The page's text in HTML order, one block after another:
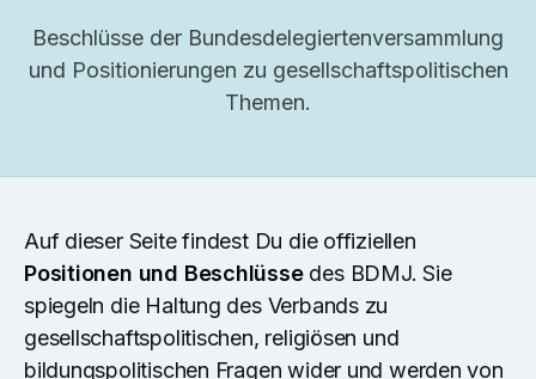
Beschlüsse der Bundesdelegiertenversammlung
und Positionierungen zu gesellschaftspolitischen
Themen.
Auf dieser Seite findest Du die offiziellen
Positionen und Beschlüssedes BDMJ. Sie
spiegeln die Haltung des Verbands zu
gesellschaftspolitischen, religiösen und
bildungspolitischen Fragen wider und werden von